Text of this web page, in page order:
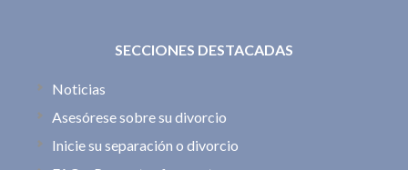
SECCIONES DESTACADAS
Noticias
Asesórese sobre su divorcio
Inicie su separación o divorcio